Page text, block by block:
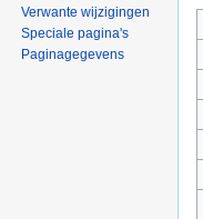
Verwante wijzigingen
Speciale pagina's
Paginagegevens